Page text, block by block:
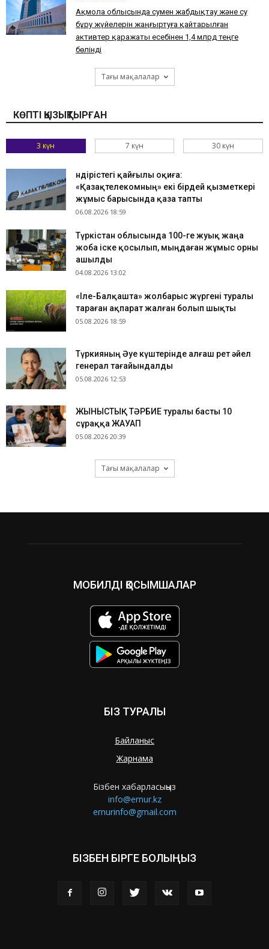
Ақмола облысында сумен жабдықтау және су
бұру жүйелерін жаңғыртуға қайтарылған
активтер қаражаты есебінен 1,4 млрд теңге
бөлінді
Тағы мақалалар
КӨПТІ ҚЫЗЫҚТЫРҒАН
3 күн 7 күн 30 күн
Өндірістегі қайғылы оқиға:
«Қазақтелекомның» екі бірдей қызметкері
жұмыс барысында қаза тапты
06.08.2026 18:59
Түркістан облысында 100-ге жуық жаңа
жоба іске қосылып, мыңдаған жұмыс орны
ашылды
04.08.2026 13:02
«Іле-Балқашта» жолбарыс жүргені туралы
тараған ақпарат жалған болып шықты
05.08.2026 18:59
Түркияның Әуе күштерінде алғаш рет әйел
генерал тағайындалды
05.08.2026 12:53
ЖЫНЫСТЫҚ ТӘРБИЕ туралы басты 10
сұраққа ЖАУАП
05.08.2026 20:39
Тағы мақалалар
МОБИЛДІ ҚОСЫМШАЛАР
БІЗ ТУРАЛЫ
Байланыс
Жарнама
Бізбен хабарласыңыз
info@ernur.kz
ernurinfo@gmail.com
БІЗБЕН БІРГЕ БОЛЫҢЫЗ